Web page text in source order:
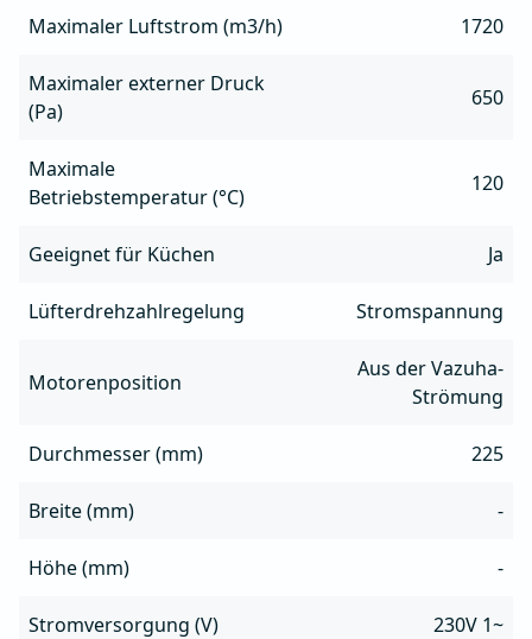
Maximaler Luftstrom (m3/h) 1720
Maximaler externer Druck
(Pa)
650
Maximale
Betriebstemperatur (°C)
120
Geeignet für Küchen Ja
Lüfterdrehzahlregelung Stromspannung
Motorenposition
Aus der Vazuha-
Strömung
Durchmesser (mm) 225
Breite (mm) -
Höhe (mm) -
Stromversorgung (V) 230V 1~